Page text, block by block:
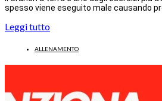
spesso viene eseguito male causando
Leggi tutto
ALLENAMENTO